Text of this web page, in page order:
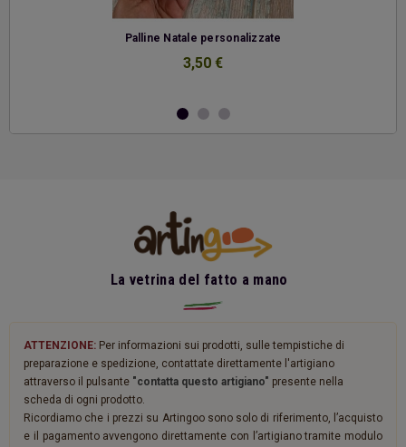
Palline Natale personalizzate
3,50 €
La vetrina del fatto a mano
ATTENZIONE: Per informazioni sui prodotti, sulle tempistiche di
preparazione e spedizione, contattate direttamente l'artigiano
attraverso il pulsante "contatta questo artigiano" presente nella
scheda di ogni prodotto.
Ricordiamo che i prezzi su Artingoo sono solo di riferimento, l’acquisto
e il pagamento avvengono direttamente con l’artigiano tramite modulo